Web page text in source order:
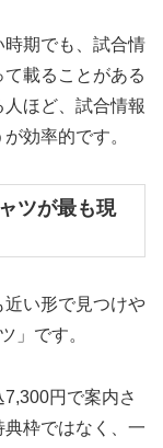
期でも、試合情
載ることがある
ほど、試合情報
効率的です。
ツが最も現
い形で見つけや
」です。
円で案内さ
枠ではなく、一